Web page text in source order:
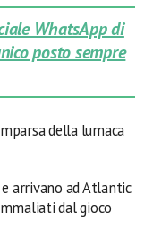
WhatsApp di
posto sempre
della lumaca
arrivano ad Atlantic
dal gioco